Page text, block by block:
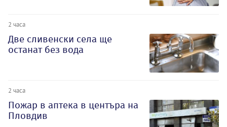
2 часа
Две сливенски села ще
останат без вода
2 часа
Пожар в аптека в центъра на
Пловдив